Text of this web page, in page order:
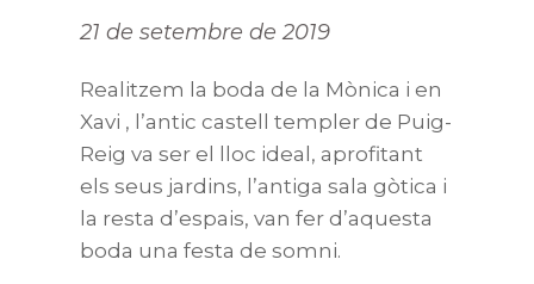
21 de setembre de 2019
Realitzem la boda de la Mònica i en
Xavi , l’antic castell templer de Puig-
Reig va ser el lloc ideal, aprofitant
els seus jardins, l’antiga sala gòtica i
la resta d’espais, van fer d’aquesta
boda una festa de somni.